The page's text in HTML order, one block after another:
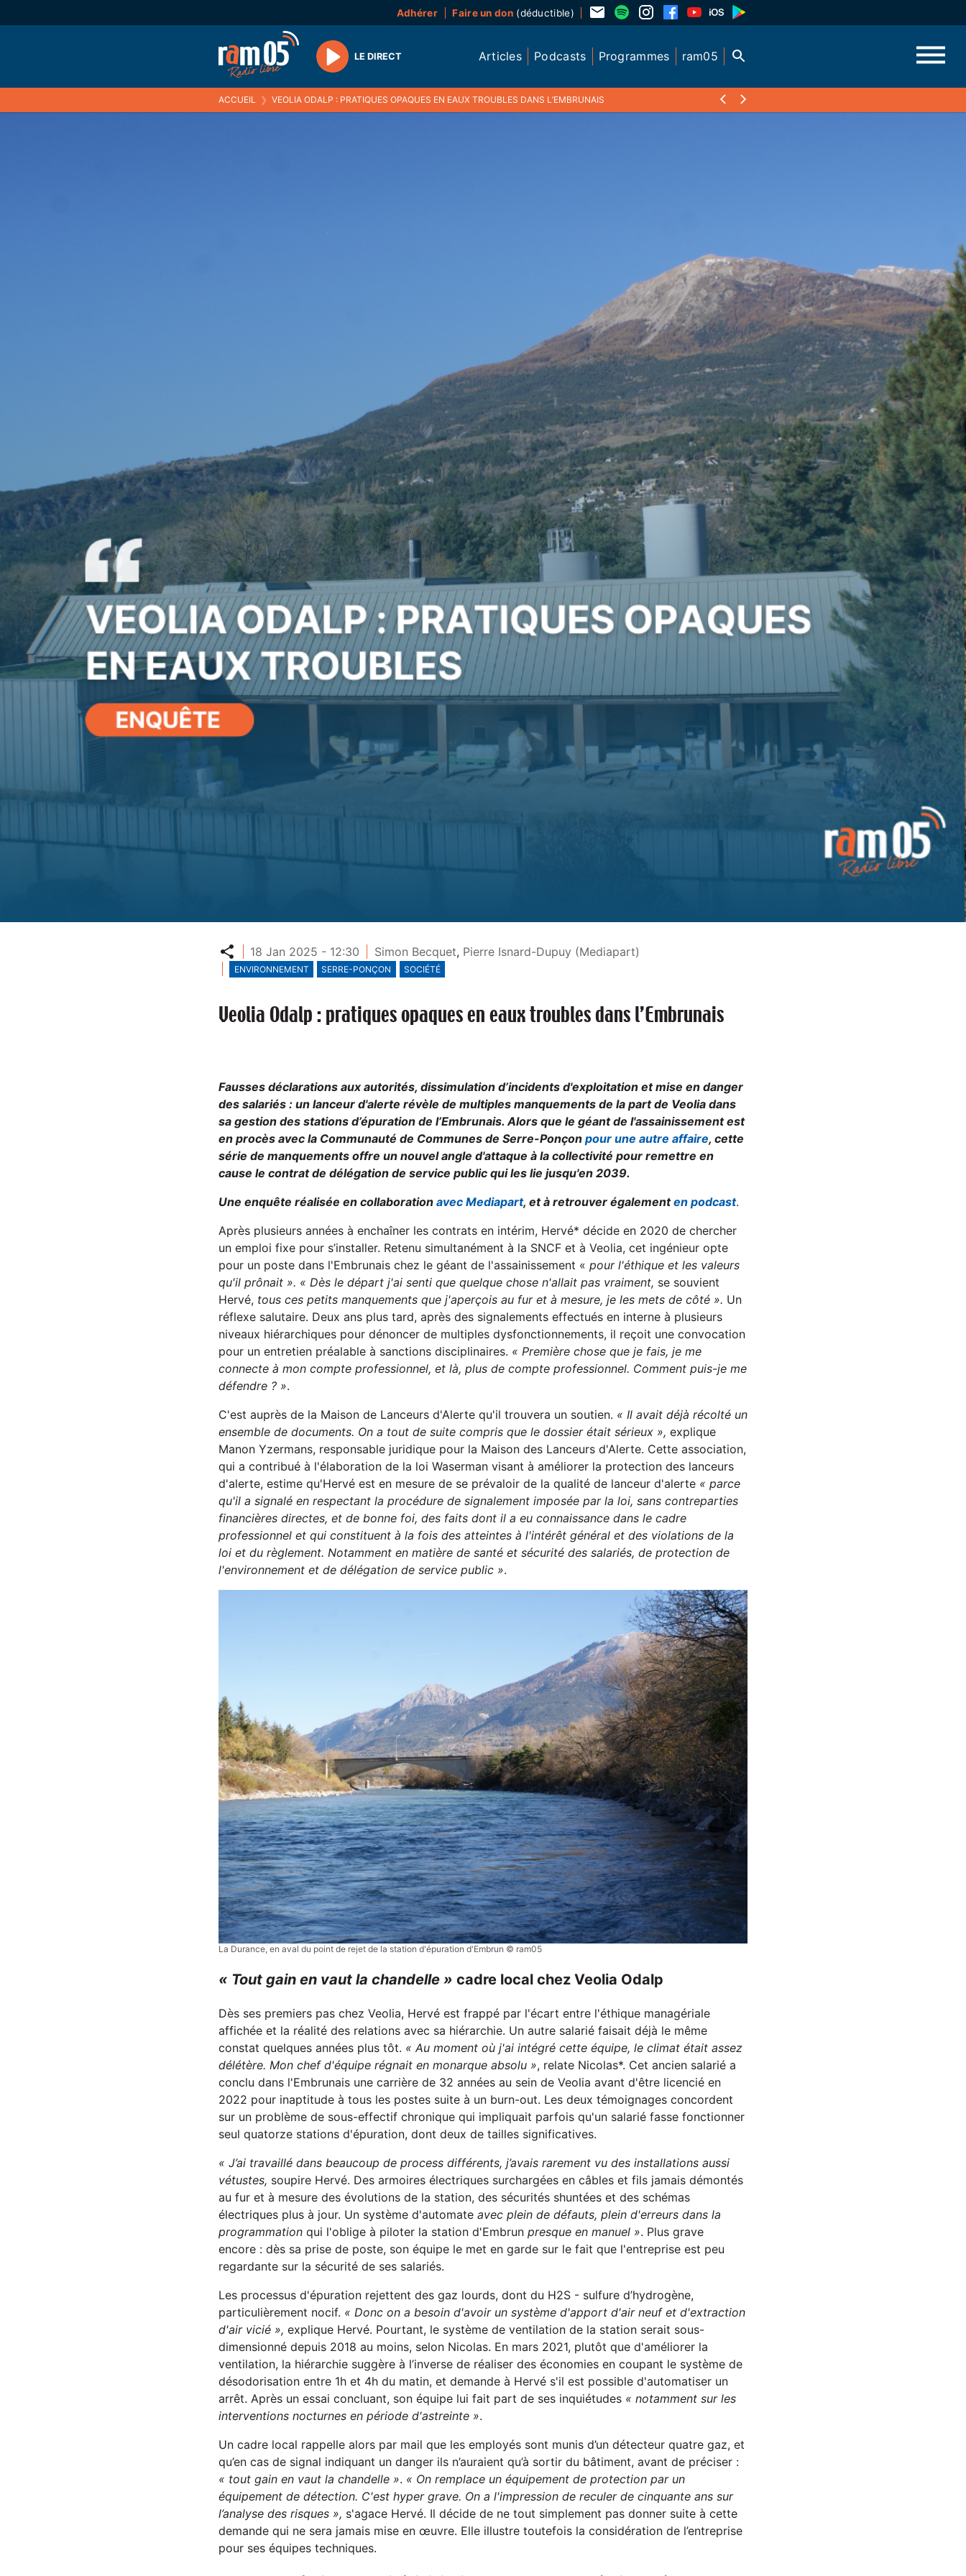
Adhérer Faire un don(déductible)
Play
LE DIRECT Articles Podcasts Programmes ram05
ACCUEIL ❯ VEOLIA ODALP : PRATIQUES OPAQUES EN EAUX TROUBLES DANS L’EMBRUNAIS
Partager
18 Jan 2025 - 12:30 Simon Becquet, Pierre Isnard-Dupuy (Mediapart)
ENVIRONNEMENT SERRE-PONÇON SOCIÉTÉ
Veolia Odalp : pratiques opaques en eaux troubles dans l’Embrunais
Fausses déclarations aux autorités, dissimulation d’incidents d'exploitation et mise en danger
des salariés : un lanceur d'alerte révèle de multiples manquements de la part de Veolia dans
sa gestion des stations d’épuration de l’Embrunais. Alors que le géant de l'assainissement est
en procès avec la Communauté de Communes de Serre-Ponçon pour une autre affaire, cette
série de manquements offre un nouvel angle d'attaque à la collectivité pour remettre en
cause le contrat de délégation de service public qui les lie jusqu'en 2039.
Une enquête réalisée en collaboration avec Mediapart, et à retrouver égalementen podcast.
Après plusieurs années à enchaîner les contrats en intérim, Hervé* décide en 2020 de chercher
un emploi fixe pour s’installer. Retenu simultanément à la SNCF et à Veolia, cet ingénieur opte
pour un poste dans l'Embrunais chez le géant de l'assainissement « pour l'éthique et les valeurs
qu'il prônait ». « Dès le départ j'ai senti que quelque chose n'allait pas vraiment, se souvient
Hervé, tous ces petits manquements que j'aperçois au fur et à mesure, je les mets de côté ». Un
réflexe salutaire. Deux ans plus tard, après des signalements effectués en interne à plusieurs
niveaux hiérarchiques pour dénoncer de multiples dysfonctionnements, il reçoit une convocation
pour un entretien préalable à sanctions disciplinaires. « Première chose que je fais, je me
connecte à mon compte professionnel, et là, plus de compte professionnel. Comment puis-je me
défendre ? ».
C'est auprès de la Maison de Lanceurs d'Alerte qu'il trouvera un soutien. « Il avait déjà récolté un
ensemble de documents. On a tout de suite compris que le dossier était sérieux », explique
Manon Yzermans, responsable juridique pour la Maison des Lanceurs d'Alerte. Cette association,
qui a contribué à l'élaboration de la loi Waserman visant à améliorer la protection des lanceurs
d'alerte, estime qu'Hervé est en mesure de se prévaloir de la qualité de lanceur d'alerte « parce
qu'il a signalé en respectant la procédure de signalement imposée par la loi, sans contreparties
financières directes, et de bonne foi, des faits dont il a eu connaissance dans le cadre
professionnel et qui constituent à la fois des atteintes à l'intérêt général et des violations de la
loi et du règlement. Notamment en matière de santé et sécurité des salariés, de protection de
l'environnement et de délégation de service public ».
La Durance, en aval du point de rejet de la station d'épuration d'Embrun © ram05
« Tout gain en vaut la chandelle » cadre local chez Veolia Odalp
Dès ses premiers pas chez Veolia, Hervé est frappé par l'écart entre l'éthique managériale
affichée et la réalité des relations avec sa hiérarchie. Un autre salarié faisait déjà le même
constat quelques années plus tôt. « Au moment où j'ai intégré cette équipe, le climat était assez
délétère. Mon chef d'équipe régnait en monarque absolu », relate Nicolas*. Cet ancien salarié a
conclu dans l'Embrunais une carrière de 32 années au sein de Veolia avant d'être licencié en
2022 pour inaptitude à tous les postes suite à un burn-out. Les deux témoignages concordent
sur un problème de sous-effectif chronique qui impliquait parfois qu'un salarié fasse fonctionner
seul quatorze stations d'épuration, dont deux de tailles significatives.
« J’ai travaillé dans beaucoup de process différents, j’avais rarement vu des installations aussi
vétustes, soupire Hervé. Des armoires électriques surchargées en câbles et fils jamais démontés
au fur et à mesure des évolutions de la station, des sécurités shuntées et des schémas
électriques plus à jour. Un système d'automate avec plein de défauts, plein d'erreurs dans la
programmation qui l'oblige à piloter la station d'Embrun presque en manuel ». Plus grave
encore : dès sa prise de poste, son équipe le met en garde sur le fait que l'entreprise est peu
regardante sur la sécurité de ses salariés.
Les processus d'épuration rejettent des gaz lourds, dont du H2S - sulfure d’hydrogène,
particulièrement nocif. « Donc on a besoin d'avoir un système d'apport d'air neuf et d'extraction
d'air vicié », explique Hervé. Pourtant, le système de ventilation de la station serait sous-
dimensionné depuis 2018 au moins, selon Nicolas. En mars 2021, plutôt que d'améliorer la
ventilation, la hiérarchie suggère à l’inverse de réaliser des économies en coupant le système de
désodorisation entre 1h et 4h du matin, et demande à Hervé s'il est possible d'automatiser un
arrêt. Après un essai concluant, son équipe lui fait part de ses inquiétudes « notamment sur les
interventions nocturnes en période d'astreinte ».
Un cadre local rappelle alors par mail que les employés sont munis d’un détecteur quatre gaz, et
qu’en cas de signal indiquant un danger ils n’auraient qu’à sortir du bâtiment, avant de préciser :
« tout gain en vaut la chandelle ». « On remplace un équipement de protection par un
équipement de détection. C'est hyper grave. On a l'impression de reculer de cinquante ans sur
l’analyse des risques », s'agace Hervé. Il décide de ne tout simplement pas donner suite à cette
demande qui ne sera jamais mise en œuvre. Elle illustre toutefois la considération de l’entreprise
pour ses équipes techniques.